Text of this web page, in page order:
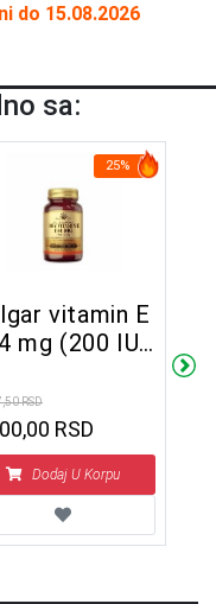
do 15.08.2026
sa:
25%
vitamin E
mg (200 IU)
RSD
RSD
Dodaj U Korpu